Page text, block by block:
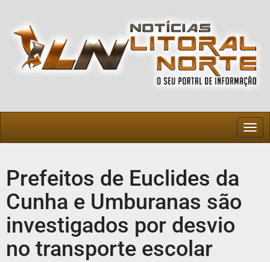
Prefeitos de Euclides da
Cunha e Umburanas são
investigados por desvio
no transporte escolar